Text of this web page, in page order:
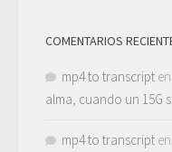
COMENTARIOS
mp4 to transcript en
alma, cuando un 15G
mp4 to transcript en